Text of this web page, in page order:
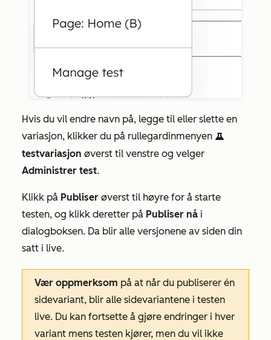
Hvis du vil endre navn på, legge til eller slette en
variasjon, klikker du på rullegardinmenyen testIcon
testvariasjon øverst til venstre og velger
Administrer test.
Klikk på Publiser øverst til høyre for å starte
testen, og klikk deretter på Publiser nå i
dialogboksen. Da blir alle versjonene av siden din
satt i live.
Vær oppmerksom på at når du publiserer én
sidevariant, blir alle sidevariantene i testen
live. Du kan fortsette å gjøre endringer i hver
variant mens testen kjører, men du vil ikke